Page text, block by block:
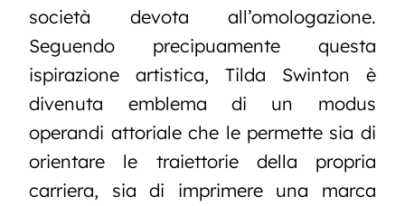
società devota all’omologazione.
Seguendo precipuamente questa
ispirazione artistica, Tilda Swinton è
divenuta emblema di un modus
operandi attoriale che le permette sia di
orientare le traiettorie della propria
carriera, sia di imprimere una marca